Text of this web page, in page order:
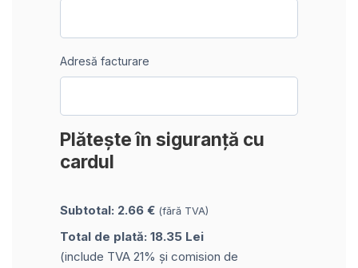
Adresă facturare
Plătește în siguranță cu
cardul
Subtotal: 2.66 € (fără TVA)
Total de plată: 18.35 Lei
(include TVA 21% și comision de